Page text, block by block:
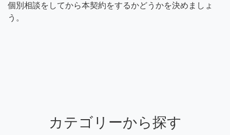
個別相談をしてから本契約をするかどうかを決めましょ
う。
カテゴリーから探す